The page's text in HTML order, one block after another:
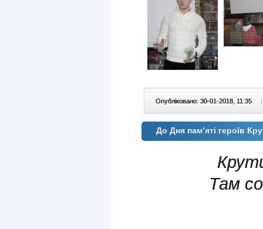
Опубліковано: 30-01-2018, 11:35
До Дня пам’яті героїв
Там